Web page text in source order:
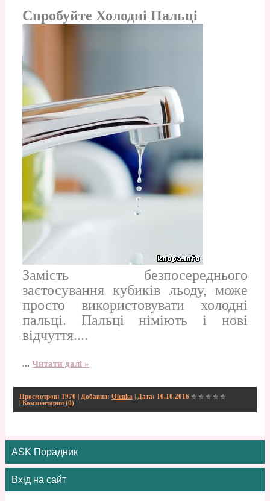
Спробуйте Холодні Пальці
Замість безпосереднього
застосування кубиків льоду, може
просто використовувати холодні
пальці. Пальці німіють і нові
відчуття....
... Читати далі »
Просмотров: 1970 | Добавил: Olenka | Дата: 10.10.2016
Комментарии (0)
ASK Порадник
Вхід на сайт